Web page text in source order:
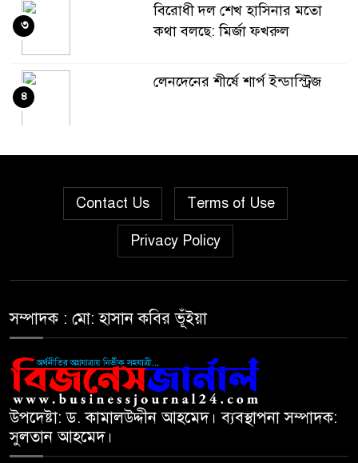
বিরোধী দল শেখ হাসিনার মতো
কথা বলছে: মির্জা ফখরুল
৩
লেনদেনের শীর্ষে শার্প ইন্ডাস্ট্রিজ
৪
দরবৃদ্ধির শীর্ষে সিএপিএম
দরপতনের তালিকায় শীর্ষে মেট্রো
স্পিনিং
প্রমাণ পেয়েছে বিএসইসি
সূচকের পতনে ১২১০ কোটি টাকার
লেনদেন
৮
চান প্রধানমন্ত্রী
৯
Contact Us Terms of Use
Privacy Policy
সম্পাদক : মো: হাসান কবির ভূঁইয়া
উপদেষ্টা: ড. কামালউদ্দীন আহমেদ। ব্যবস্থাপনা সম্পাদক:
সুলতান আহমেদ।